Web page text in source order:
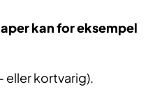
kan for eksempel
eller kortvarig).